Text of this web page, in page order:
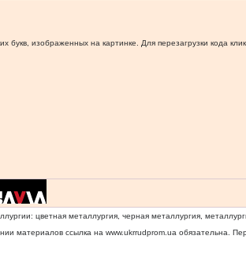
букв, изображенных на картинке. Для перезагрузки кода
цветная металлургия, черная металлургия,
материалов ссылка на www.ukrrudprom.ua обязательна.